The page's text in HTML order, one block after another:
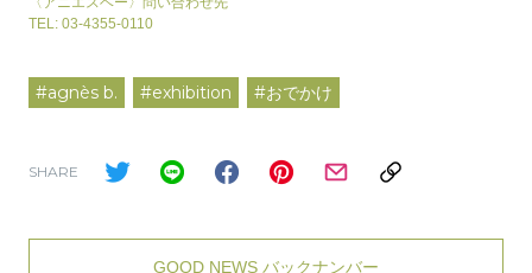
TEL: 03-4355-0110
#agnès b. #exhibition #おでかけ
SHARE
GOOD NEWS バックナンバー